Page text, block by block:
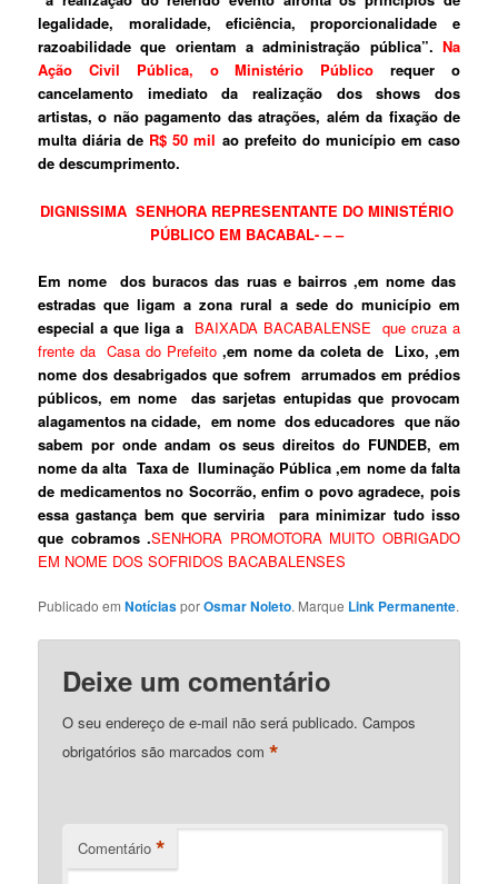
legalidade, moralidade, eficiência, proporcionalidade e
razoabilidade que orientam a administração pública”. Na
Ação Civil Pública, o Ministério Público requer o
cancelamento imediato da realização dos shows dos
artistas, o não pagamento das atrações, além da fixação de
multa diária de R$ 50 mil ao prefeito do município em caso
de descumprimento.
DIGNISSIMA SENHORA REPRESENTANTE DO MINISTÉRIO
PÚBLICO EM BACABAL- – –
Em nome dos buracos das ruas e bairros ,em nome das
estradas que ligam a zona rural a sede do município em
especial a que liga a BAIXADA BACABALENSE que cruza a
frente da Casa do Prefeito ,em nome da coleta de Lixo, ,em
nome dos desabrigados que sofrem arrumados em prédios
públicos, em nome das sarjetas entupidas que provocam
alagamentos na cidade, em nome dos educadores que não
sabem por onde andam os seus direitos do FUNDEB, em
nome da alta Taxa de Iluminação Pública ,em nome da falta
de medicamentos no Socorrão, enfim o povo agradece, pois
essa gastança bem que serviria para minimizar tudo isso
que cobramos .SENHORA PROMOTORA MUITO OBRIGADO
EM NOME DOS SOFRIDOS BACABALENSES
Publicado emNotíciasporOsmar Noleto. Marque Link Permanente.
Deixe um comentário
O seu endereço de e-mail não será publicado. Campos
obrigatórios são marcados com*
Comentário *